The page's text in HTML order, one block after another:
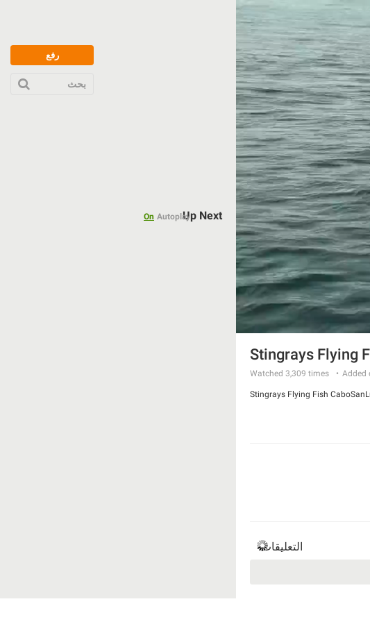
رفع
بحث
Stingrays Flying
Added
Watched 3,309 times
Stingrays Flying Fish
التعليقات
Up Next
Autoplay
On